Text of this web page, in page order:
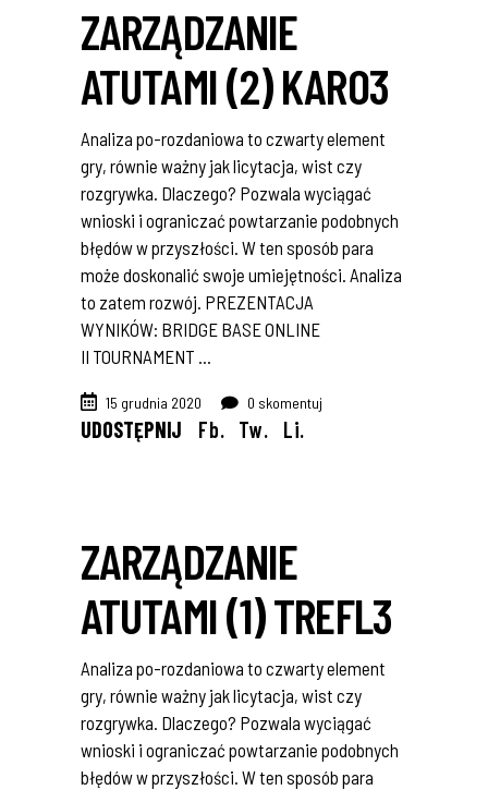
ZARZĄDZANIE
ATUTAMI (2) KARO3
Analiza po-rozdaniowa to czwarty element
gry, równie ważny jak licytacja, wist czy
rozgrywka. Dlaczego? Pozwala wyciągać
wnioski i ograniczać powtarzanie podobnych
błędów w przyszłości. W ten sposób para
może doskonalić swoje umiejętności. Analiza
to zatem rozwój. PREZENTACJA
WYNIKÓW: BRIDGE BASE ONLINE
II TOURNAMENT
15 grudnia 2020 0 skomentuj
UDOSTĘPNIJ Fb. Tw. Li.
ZARZĄDZANIE
ATUTAMI (1) TREFL3
Analiza po-rozdaniowa to czwarty element
gry, równie ważny jak licytacja, wist czy
rozgrywka. Dlaczego? Pozwala wyciągać
wnioski i ograniczać powtarzanie podobnych
błędów w przyszłości. W ten sposób para